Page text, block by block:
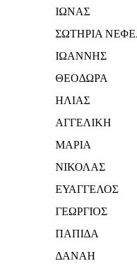
ΙΩΝΑΣ
ΣΩΤΗΡΙΑ
ΙΩΑΝΝΗΣ
ΘΕΟΔΩΡΑ
ΗΛΙΑΣ
ΑΓΓΕΛΙΚΗ
ΜΑΡΙΑ
ΝΙΚΟΛΑΣ
ΕΥΑΓΓΕΛΟΣ
ΓΕΩΡΓΙΟΣ
ΠΑΠΙΔΑ
ΔΑΝΑΗ